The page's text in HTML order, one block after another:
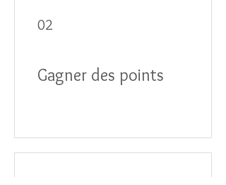
02
Gagner des points